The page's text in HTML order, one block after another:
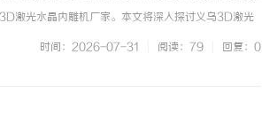
激光水晶内雕机厂家。本文将深入探讨义乌3D激光
水晶内雕机的工作原理3D激光水晶内雕机是一种利
时间：2026-07-31 阅读：79 回复：0